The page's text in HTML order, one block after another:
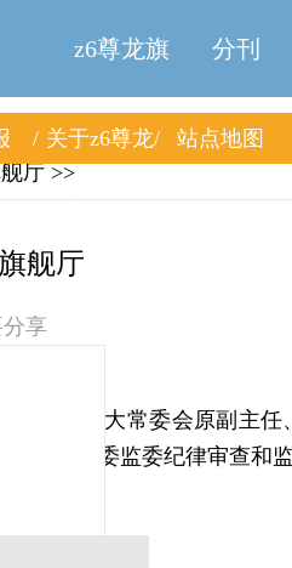
z6尊龙旗
舰厅
分刊
关于z6尊龙
站点地图
厅 >>
舰厅
享
平舆县人大常委会原副主
马店市纪委监委纪律审查和